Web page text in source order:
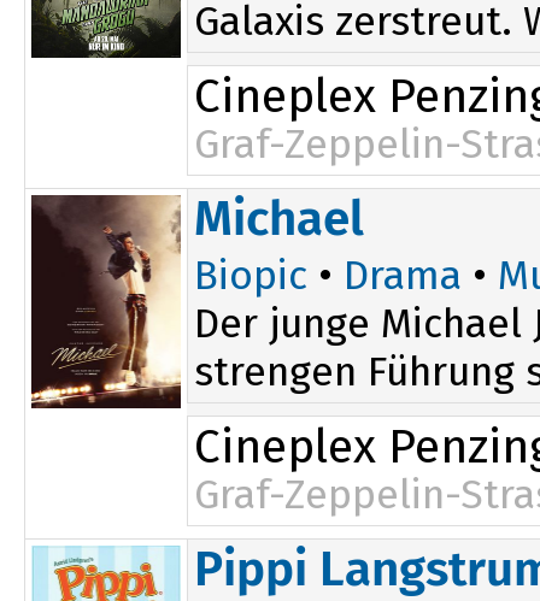
Galaxis zerstreut.
Cineplex
Graf-Zeppelin-
Michael
Biopic • Drama •
Der junge
strengen Führung
Cineplex
Graf-Zeppelin-
Pippi